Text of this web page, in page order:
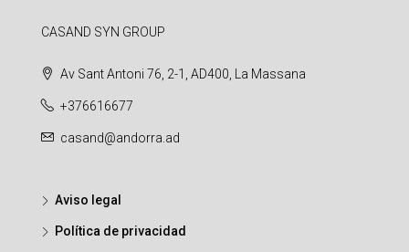
CASAND SYN GROUP
Av Sant Antoni 76, 2-1, AD400, La Massana
+376616677
casand@andorra.ad
Aviso legal
Política de privacidad